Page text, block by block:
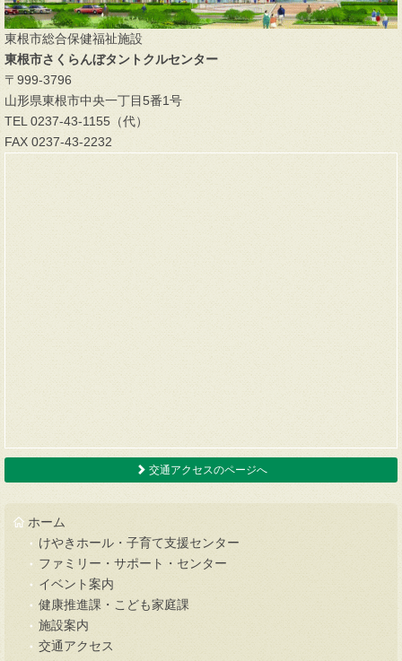
東根市総合保健福祉施設
東根市さくらんぼタントクルセンター
〒999-3796
山形県東根市中央一丁目5番1号
TEL 0237-43-1155（代）
FAX 0237-43-2232
交通アクセスのページへ
ホーム
けやきホール・子育て支援センター
ファミリー・サポート・センター
イベント案内
健康推進課・こども家庭課
施設案内
交通アクセス